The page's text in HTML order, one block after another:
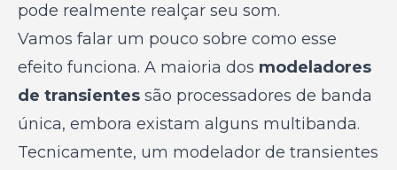
pode realmente realçar seu som.
Vamos falar um pouco sobre como esse
efeito funciona. A maioria dos modeladores
de transientes são processadores de banda
única, embora existam alguns multibanda.
Tecnicamente, um modelador de transientes